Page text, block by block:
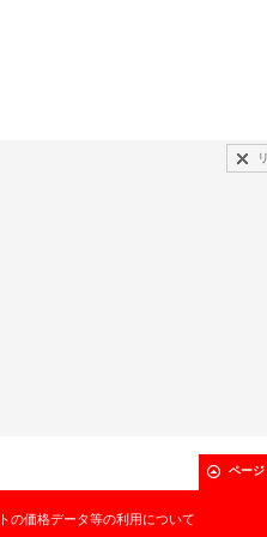
ページ
の価格データ等の利用について